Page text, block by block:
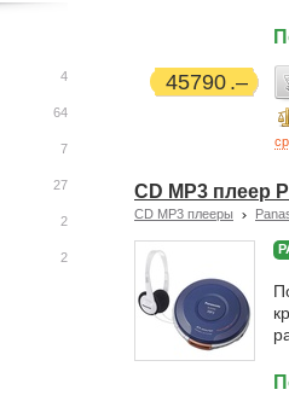
45790
CD MP3 плеер
CD MP3 плееры
4
64
7
27
2
2